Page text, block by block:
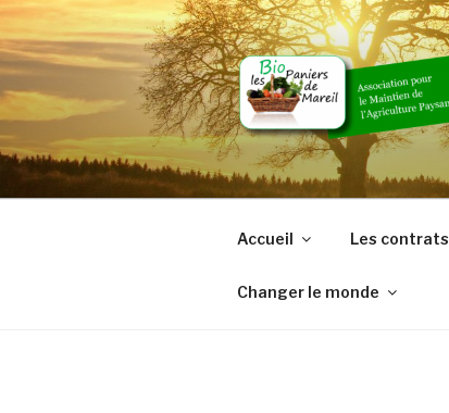
Skip
to
content
Accueil Les contrats
Changer le monde